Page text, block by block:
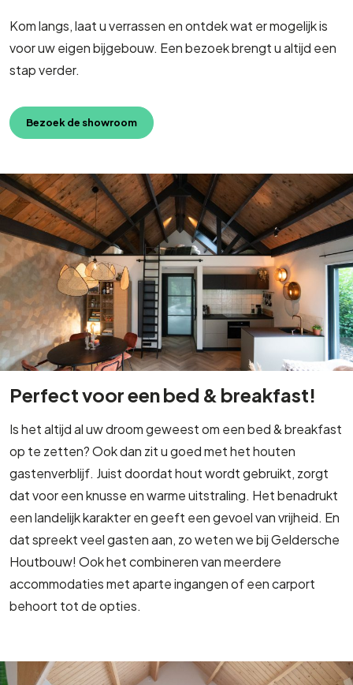
Kom langs, laat u verrassen en ontdek wat er mogelijk is
voor uw eigen bijgebouw. Een bezoek brengt u altijd een
stap verder.
Bezoek de showroom
Perfect voor een bed & breakfast!
Is het altijd al uw droom geweest om een bed & breakfast
op te zetten? Ook dan zit u goed met het houten
gastenverblijf. Juist doordat hout wordt gebruikt, zorgt
dat voor een knusse en warme uitstraling. Het benadrukt
een landelijk karakter en geeft een gevoel van vrijheid. En
dat spreekt veel gasten aan, zo weten we bij Geldersche
Houtbouw! Ook het combineren van meerdere
accommodaties met aparte ingangen of een carport
behoort tot de opties.